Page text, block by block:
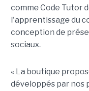
comme Code Tutor
l'apprentissage du
conception de
sociaux.
« La boutique
développés par nos